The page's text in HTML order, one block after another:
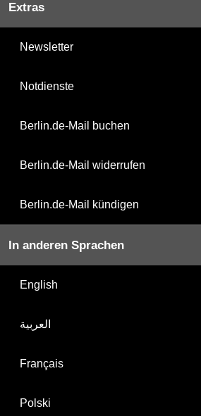
Extras
Newsletter
Notdienste
Berlin.de-Mail buchen
Berlin.de-Mail widerrufen
Berlin.de-Mail kündigen
In anderen Sprachen
English
العربية
Français
Polski